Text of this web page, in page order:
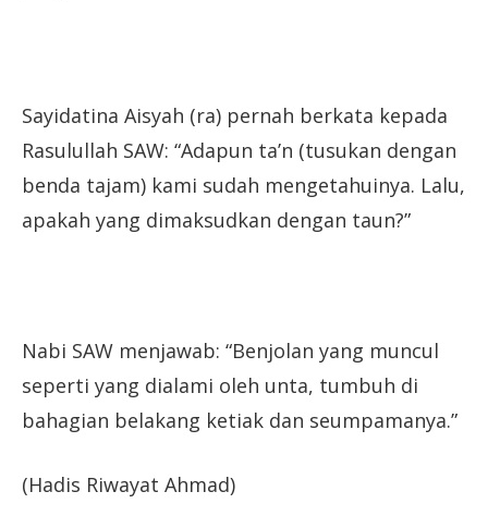
Sayidatina Aisyah (ra) pernah berkata kepada
Rasulullah SAW: “Adapun ta’n (tusukan dengan
benda tajam) kami sudah mengetahuinya. Lalu,
apakah yang dimaksudkan dengan taun?”
Nabi SAW menjawab: “Benjolan yang muncul
seperti yang dialami oleh unta, tumbuh di
bahagian belakang ketiak dan seumpamanya.”
(Hadis Riwayat Ahmad)